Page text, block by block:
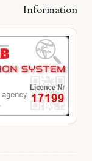
Information